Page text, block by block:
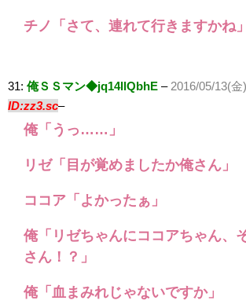
チノ「さて、連れて行きますかね
31: 俺ＳＳマン◆jq14llQbhE –2016/05/13(金
ID:zz3.sc–
俺「うっ……」
リゼ「目が覚めましたか俺さん」
ココア「よかったぁ」
俺「リゼちゃんにココアちゃん、
さん！？」
俺「血まみれじゃないですか」